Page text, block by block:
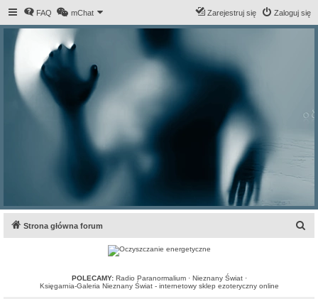
FAQ mChat Zaloguj się
Zarejestruj się
Strona główna forum
POLECAMY: Radio Paranormalium· Nieznany Świat·
Księgarnia-Galeria Nieznany Świat - internetowy sklep ezoteryczny online